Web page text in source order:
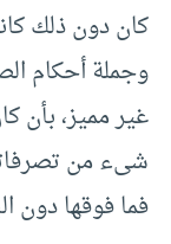
كان دون ذلك
وجملة أحكام
غير مميز، بأن
شىء من
فما فوقها دون